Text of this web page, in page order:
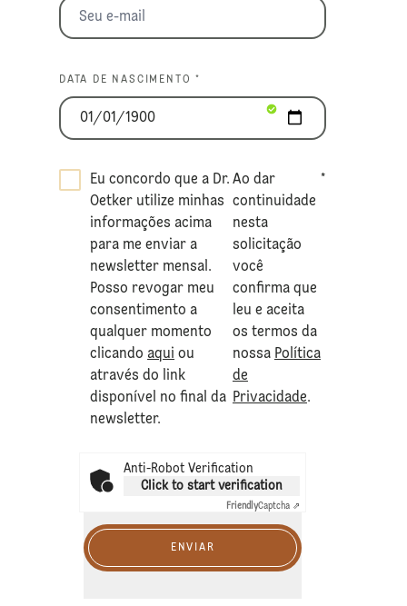
DATA DE NASCIMENTO *
Eu concordo que a Dr.
Oetker utilize minhas
informações acima
para me enviar a
newsletter mensal.
Posso revogar meu
consentimento a
qualquer momento
clicando aqui ou
através do link
disponível no final da
newsletter.
Ao dar
continuidade
nesta
solicitação
você
confirma que
leu e aceita
os termos da
nossa Política
de
Privacidade.
*
Anti-Robot Verification
Click to start verification
FriendlyCaptcha ⇗
ENVIAR